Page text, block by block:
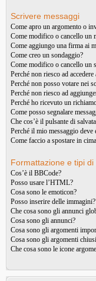
Scrivere messaggi
Come apro un argomento o
Come modifico o cancello un
Come aggiungo una firma ai
Come creo un sondaggio?
Come modifico o cancello un
Perché non riesco ad
Perché non posso votare nei
Perché non riesco ad
Perché ho ricevuto un
Come posso segnalare
Che cos’è il pulsante di
Perché il mio messaggio deve
Come faccio a spostare in
Formattazione e tipi
Cos’è il BBCode?
Posso usare l’HTML?
Cosa sono le emoticon?
Posso inserire delle immagini?
Che cosa sono gli annunci
Cosa sono gli annunci?
Cosa sono gli argomenti
Cosa sono gli argomenti
Che cosa sono le icone